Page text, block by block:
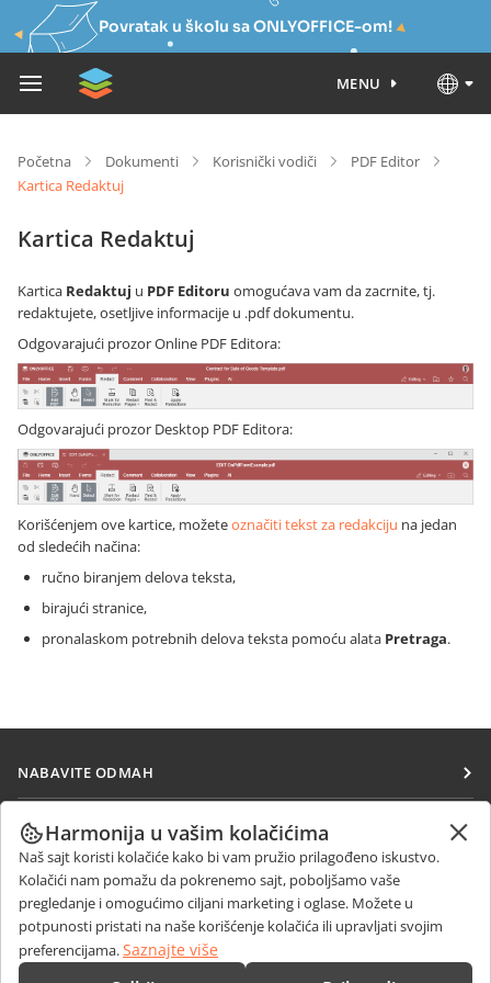
Povratak u školu sa ONLYOFFICE-om!
MENU
Početna Dokumenti Korisnički vodiči
PDF Editor
Kartica Redaktuj
Kartica Redaktuj
Kartica Redaktuj u PDF Editoru omogućava vam da zacrnite, tj.
redaktujete, osetljive informacije u .pdf dokumentu.
Odgovarajući prozor Online PDF Editora:
Odgovarajući prozor Desktop PDF Editora:
Korišćenjem ove kartice, možeteoznačiti tekst za redakciju na jedan
od sledećih načina:
ručno biranjem delova teksta,
birajući stranice,
pronalaskom potrebnih delova teksta pomoću alata Pretraga.
NABAVITE ODMAH
Docs
DocSpace
Workspace
Konektori
Desktop aplikacije
SARAĐUJTE
Za doprinosioce
Za prevodioce
Za influensere
Slobodna radna mesta
PRIMAJTE VESTI
Blog
DOBIJTE POMOĆ
Forum
Harmonija u vašim kolačićima
Naš sajt koristi kolačiće kako bi vam pružio prilagođeno iskustvo.
Kolačići nam pomažu da pokrenemo sajt, poboljšamo vaše
pregledanje i omogućimo ciljani marketing i oglase. Možete u
potpunosti pristati na naše korišćenje kolačića ili upravljati svojim
preferencijama.Saznajte više